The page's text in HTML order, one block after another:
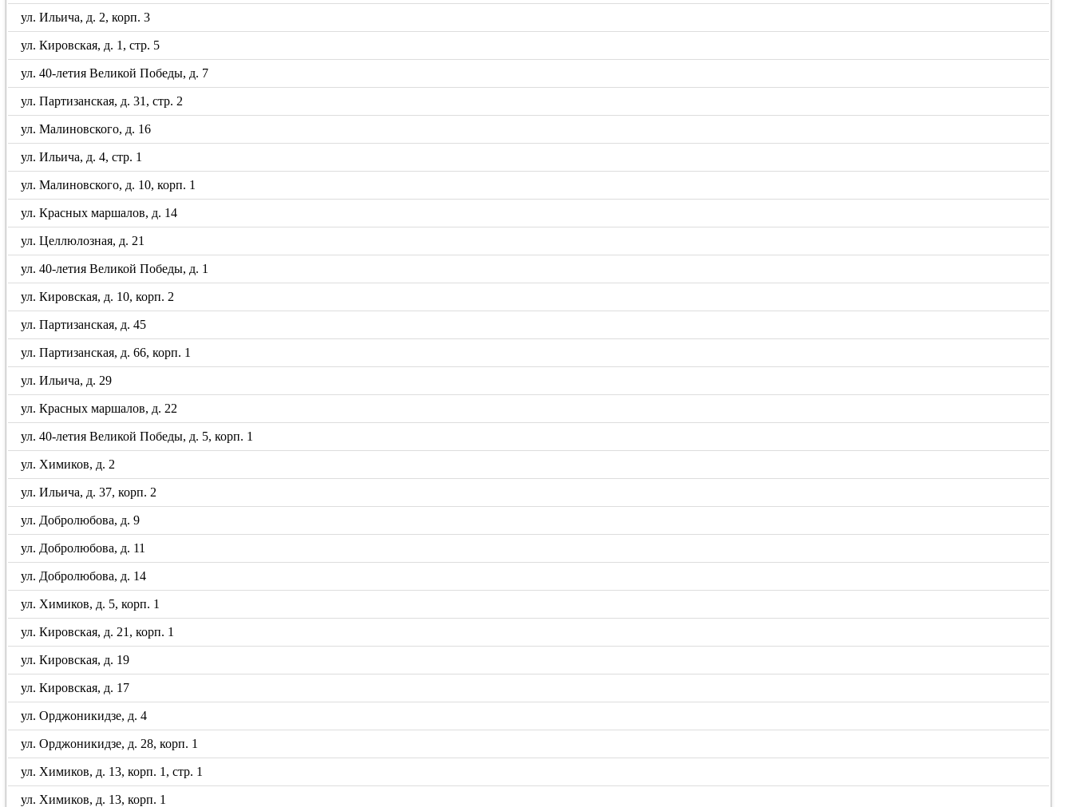
ул. Ильича, д. 2, корп. 3
ул. Кировская, д. 1, стр. 5
ул. 40-летия Великой Победы, д. 7
ул. Партизанская, д. 31, стр. 2
ул. Малиновского, д. 16
ул. Ильича, д. 4, стр. 1
ул. Малиновского, д. 10, корп. 1
ул. Красных маршалов, д. 14
ул. Целлюлозная, д. 21
ул. 40-летия Великой Победы, д. 1
ул. Кировская, д. 10, корп. 2
ул. Партизанская, д. 45
ул. Партизанская, д. 66, корп. 1
ул. Ильича, д. 29
ул. Красных маршалов, д. 22
ул. 40-летия Великой Победы, д. 5, корп. 1
ул. Химиков, д. 2
ул. Ильича, д. 37, корп. 2
ул. Добролюбова, д. 9
ул. Добролюбова, д. 11
ул. Добролюбова, д. 14
ул. Химиков, д. 5, корп. 1
ул. Кировская, д. 21, корп. 1
ул. Кировская, д. 19
ул. Кировская, д. 17
ул. Орджоникидзе, д. 4
ул. Орджоникидзе, д. 28, корп. 1
ул. Химиков, д. 13, корп. 1, стр. 1
ул. Химиков, д. 13, корп. 1